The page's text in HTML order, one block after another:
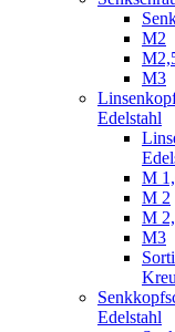
M2
M3
Edelstahl
M
M 2
M
M3
Edelstahl